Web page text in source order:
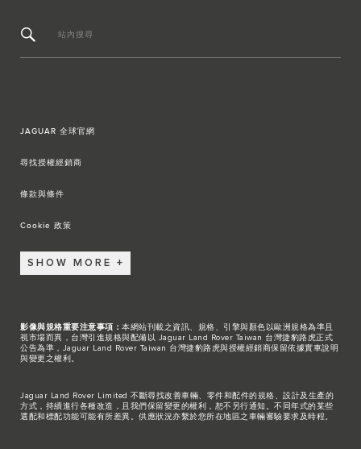
站內搜尋
JAGUAR 全球官網
尋找授權經銷商
條款與條件
Cookie 政策
SHOW MORE
影像與規格重要注意事項： 本網站刊載之資訊、規格、引擎與顏色以歐洲規格為準且
視市場而異，台灣引進規格與配備以 Jaguar Land Rover Taiwan 台灣捷豹路虎正式
公告為準，Jaguar Land Rover Taiwan 台灣捷豹路虎與授權經銷商保留依據實車說明
與變更之權利。
Jaguar Land Rover Limited 不斷尋找改善車輛、零件和配件的規格、設計及生產的
方式，持續進行各種改造，且我們保留變更的權利，恕不另行通知。不同年式的某些
選配和標配功能可能有所差異。供應狀況亦繫於您所在地區之車輛審驗要求及時程。